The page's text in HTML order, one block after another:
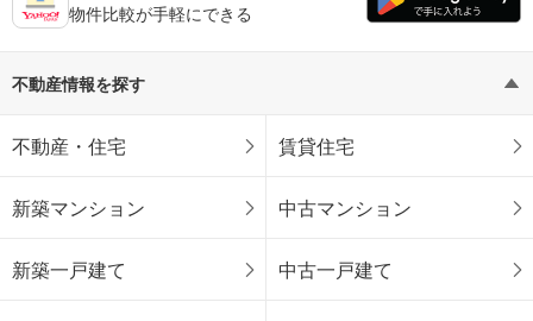
物件比較が手軽にできる
不動産情報を探す
不動産・住宅 賃貸住宅
新築マンション 中古マンション
新築一戸建て 中古一戸建て